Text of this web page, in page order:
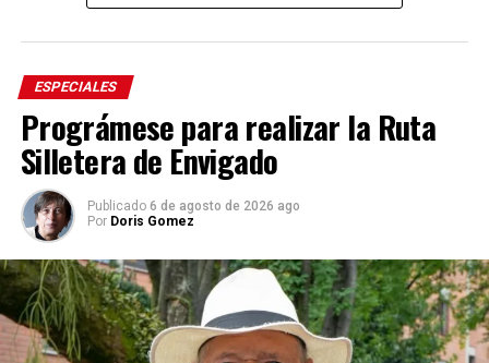
ESPECIALES
Prográmese para realizar la Ruta
Silletera de Envigado
Publicado 6 de agosto de 2026 ago
Por Doris Gomez